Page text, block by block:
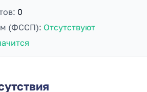
0
(ФССП): Отсутствуют